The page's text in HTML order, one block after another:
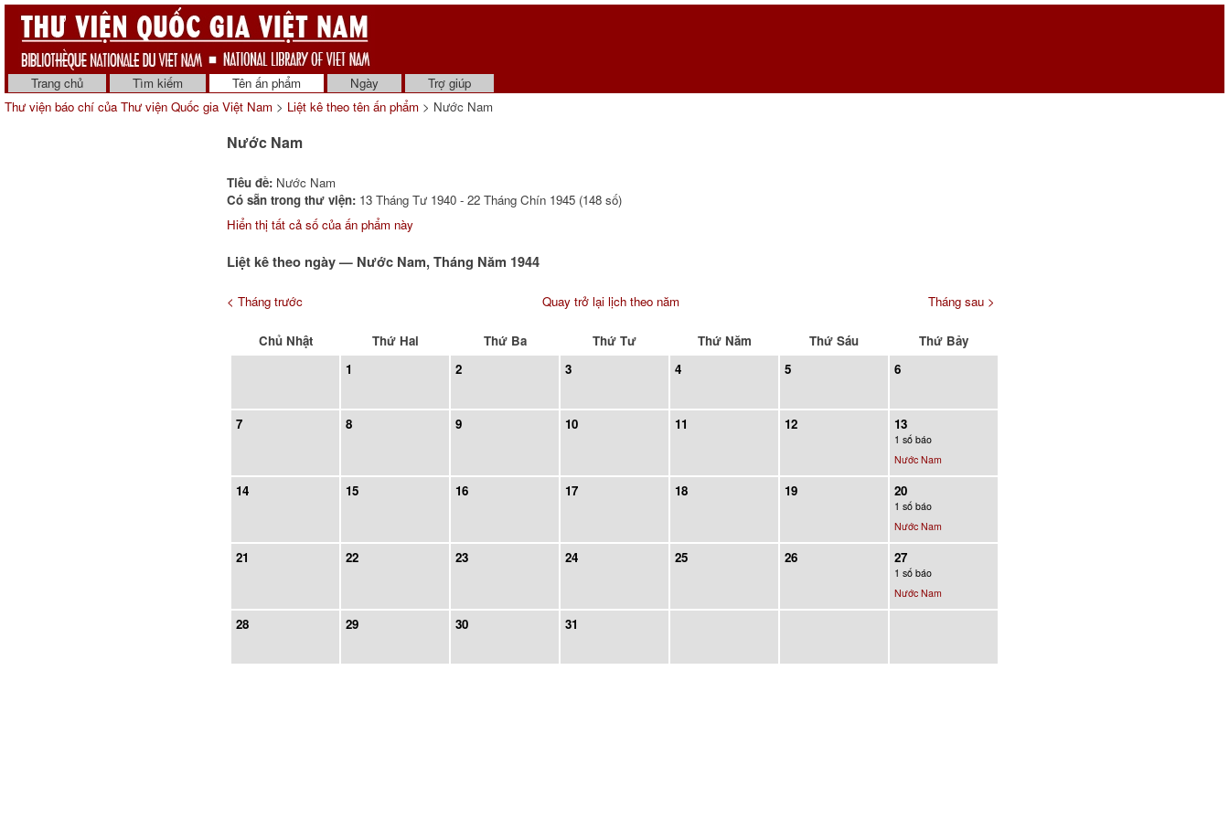
Trang chủ Tìm kiếm Tên ấn phẩm Ngày
Trợ giúp
Thư viện báo chí của Thư viện Quốc gia Việt Nam > Liệt kê theo tên ấn phẩm > Nước Nam
Nước Nam
Tiêu đề: Nước Nam
Có sẵn trong thư viện: 13 Tháng Tư 1940 - 22 Tháng Chín 1945 (148 số)
Hiển thị tất cả số của ấn phẩm này
Liệt kê theo ngày — Nước Nam, Tháng Năm 1944
< Tháng trước Quay trở lại lịch theo năm Tháng sau >
Chủ Nhật Thứ Hai Thứ Ba Thứ Tư Thứ Năm Thứ Sáu
Thứ Bảy
1
2 3 4 5 6
7 8 9 10 11 12 13
1 số báo
Nước Nam
14 15 16 17 18 19 20
1 số báo
Nước Nam
21 22 23 24 25 26 27
1 số báo
Nước Nam
28 29 30 31